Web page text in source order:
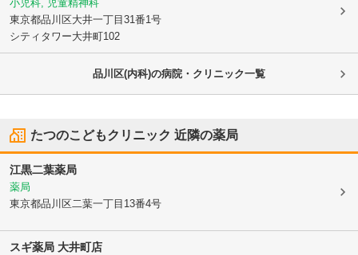
小児科, 児童精神科
東京都品川区大井一丁目31番1号
シティタワー大井町102
品川区(内科)の病院・クリニック一覧
たつのこどもクリニック 近隣の薬局
江黒二葉薬局
薬局
東京都品川区二葉一丁目13番4号
スギ薬局 大井町店